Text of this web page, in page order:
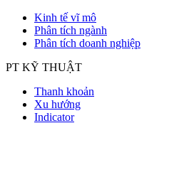
Kinh tế vĩ mô
Phân tích ngành
Phân tích doanh nghiệp
PT KỸ THUẬT
Thanh khoản
Xu hướng
Indicator